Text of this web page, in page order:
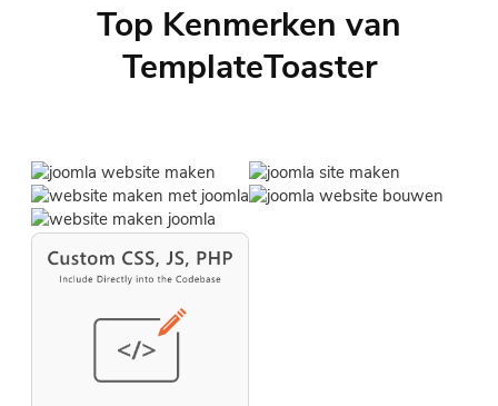
Top Kenmerken van
TemplateToaster